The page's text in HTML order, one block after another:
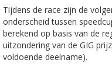
Tijdens de race zijn de
onderscheid tussen
berekend op basis van de
uitzondering van de GIG
voldoende deelname).